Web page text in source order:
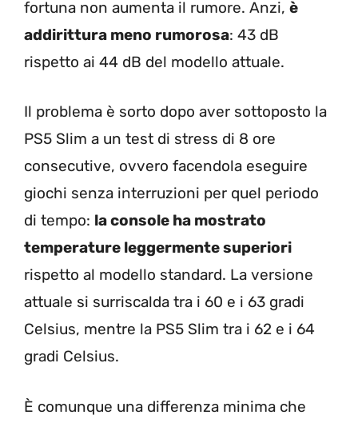
fortuna non aumenta il rumore. Anzi, è
addirittura meno rumorosa: 43 dB
rispetto ai 44 dB del modello attuale.
Il problema è sorto dopo aver sottoposto la
PS5 Slim a un test di stress di 8 ore
consecutive, ovvero facendola eseguire
giochi senza interruzioni per quel periodo
di tempo: la console ha mostrato
temperature leggermente superiori
rispetto al modello standard. La versione
attuale si surriscalda tra i 60 e i 63 gradi
Celsius, mentre la PS5 Slim tra i 62 e i 64
gradi Celsius.
È comunque una differenza minima che